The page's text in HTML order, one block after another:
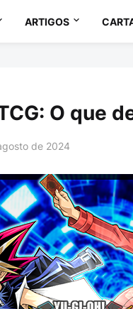
ARTIGOS
O que
de 2024